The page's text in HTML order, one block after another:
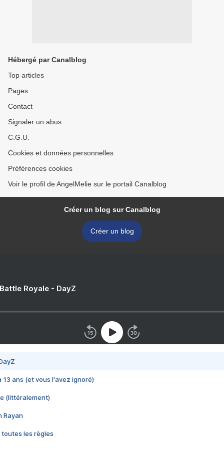
Hébergé par Canalblog
Top articles
Pages
Contact
Signaler un abus
C.G.U.
Cookies et données personnelles
Préférences cookies
Voir le profil de AngelMelie sur le portail Canalblog
Créer un blog sur Canalblog
Créer un blog
Royale - DayZ
13 ans (et vous l'avez ignoré)
(littéralement)
Rayan
toutes les règles